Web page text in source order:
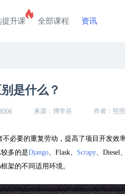
提升课 全部课程 资讯
是什么？
来源：博学谷 作者：照照
必要的重复劳动，提高了项目开发效
多的是Django、 Flask、 Scrapy、 Diesel、
框架的不同适用环境。